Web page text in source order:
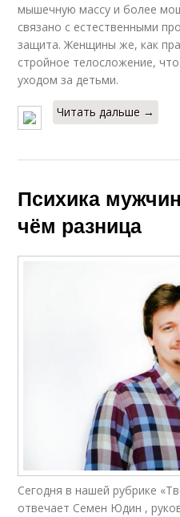
мышечную массу и более
связано с естественными
защита. Женщины же, как
стройное телосложение,
уходом за детьми.
Читать дальше →
Психика
чём разница
Сегодня в нашей рубрике
отвечает Семен Юдин ,